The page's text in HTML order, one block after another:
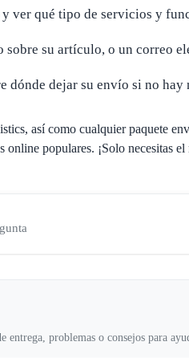
ver qué tipo de servicios y
su artículo, o un correo
dónde dejar su envío si no
así como cualquier paquete
populares. ¡Solo necesitas
entrega, problemas o consejos para